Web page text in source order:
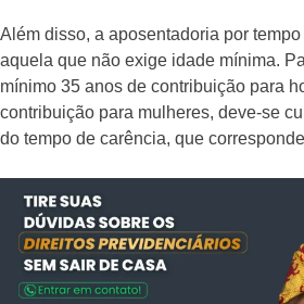
Além disso, a aposentadoria por
aquela que não exige idade mínima.
mínimo 35 anos de contribuição para
contribuição para mulheres, deve-se
do tempo de carência, que